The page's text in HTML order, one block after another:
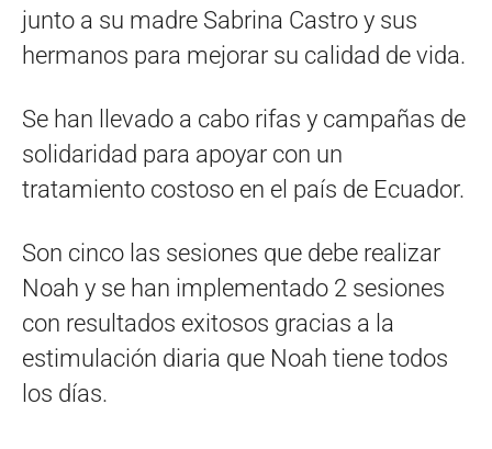
junto a su madre Sabrina Castro y sus
hermanos para mejorar su calidad de vida.
Se han llevado a cabo rifas y campañas de
solidaridad para apoyar con un
tratamiento costoso en el país de Ecuador.
Son cinco las sesiones que debe realizar
Noah y se han implementado 2 sesiones
con resultados exitosos gracias a la
estimulación diaria que Noah tiene todos
los días.